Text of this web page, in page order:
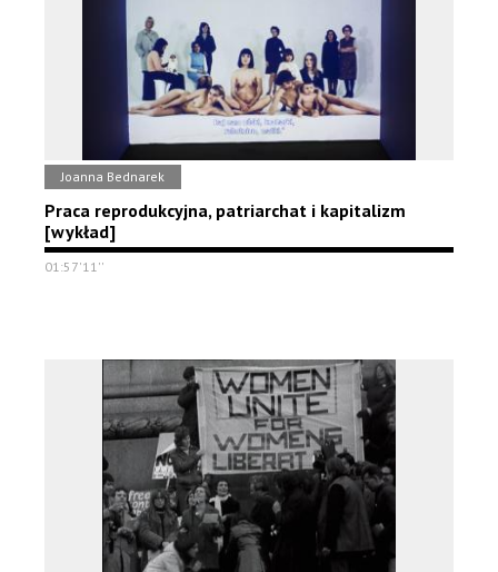
Joanna Bednarek
Praca reprodukcyjna, patriarchat i kapitalizm
[wykład]
01:57'11''